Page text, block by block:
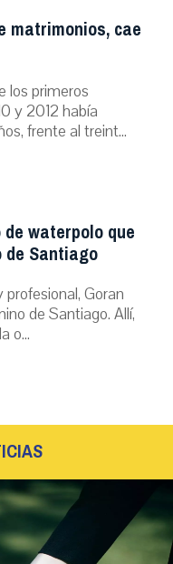
matrimonios, cae
los primeros
y 2012 había
frente al treint...
waterpolo que
Santiago
Goran
de Santiago. Allí,
o...